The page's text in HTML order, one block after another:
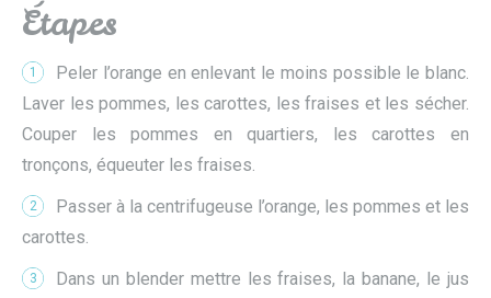
Étapes
1
Peler l’orange en enlevant le moins possible le blanc.
Laver les pommes, les carottes, les fraises et les sécher.
Couper les pommes en quartiers, les carottes en
tronçons, équeuter les fraises.
2
Passer à la centrifugeuse l’orange, les pommes et les
carottes.
3
Dans un blender mettre les fraises, la banane, le jus